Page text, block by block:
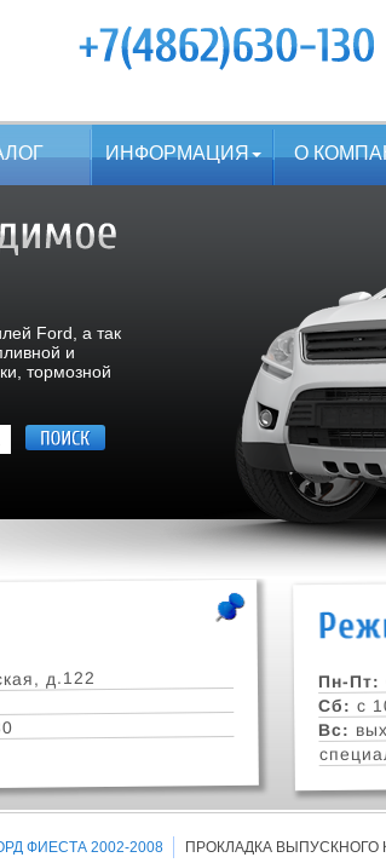
ИНФОРМАЦИЯ О
Ford, а так
и
тормозной
д.122 Пн-Пт:
Сб: с
Вс:
ФИЕСТА 2002-2008 ПРОКЛАДКА ВЫПУСКНОГО